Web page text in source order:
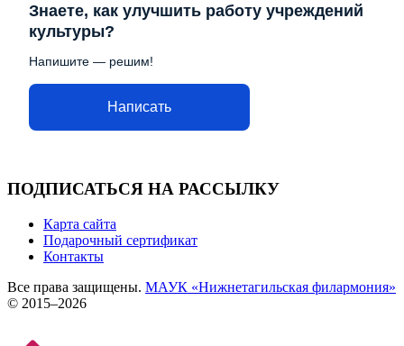
Знаете, как улучшить работу учреждений
культуры?
Напишите — решим!
Написать
ПОДПИСАТЬСЯ НА РАССЫЛКУ
Карта сайта
Подарочный сертификат
Контакты
Все права защищены. МАУК «Нижнетагильская филармония»
© 2015–2026